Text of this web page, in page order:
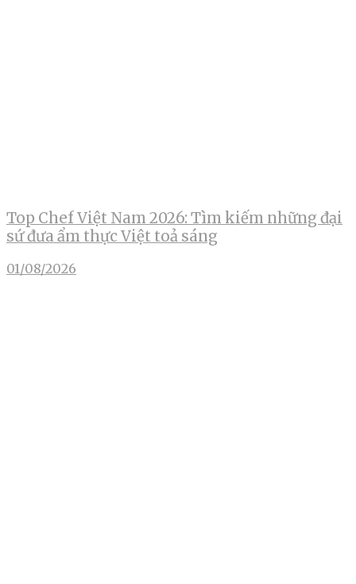
Top Chef Việt Nam 2026: Tìm kiếm những đại
sứ đưa ẩm thực Việt toả sáng
01/08/2026